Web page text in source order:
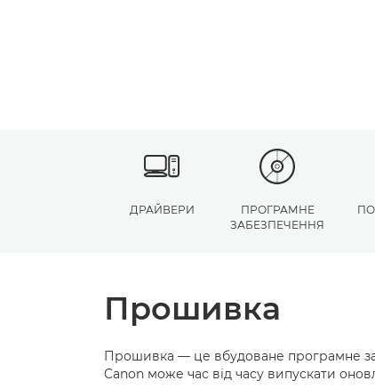
ДРАЙВЕРИ
ПРОГРАМНЕ
ЗАБЕЗПЕЧЕННЯ
Прошивка
Прошивка — це вбудоване програмне
Canon може час від часу випускати